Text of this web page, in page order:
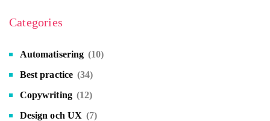
Categories
Automatisering (10)
Best practice (34)
Copywriting (12)
Design och UX (7)